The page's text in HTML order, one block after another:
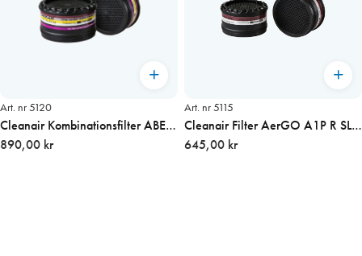
Art. nr 5120
Cleanair Kombinationsfilter ABE1
P, 2-pack
890,00 kr
Art. nr 5115
Cleanair Filter AerGO A1P R SL,
2-pack
645,00 kr